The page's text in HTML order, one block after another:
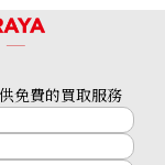
免費的買取服務